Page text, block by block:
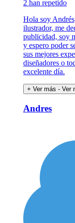
2 han repetido
Hola soy
ilustrador, me
publicidad, soy
y espero poder
sus mejores
diseñadores o
excelente día.
+ Ver más - Ver
Andres